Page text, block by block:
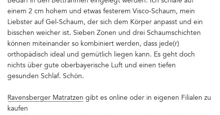
einem 2 cm hohem und etwas festerem Visco-Schaum, mein
Liebster auf Gel-Schaum, der sich dem Körper anpasst und ein
bisschen weicher ist. Sieben Zonen und drei Schaumschichten
können miteinander so kombiniert werden, dass jede(r)
orthopädisch ideal und gemütlich liegen kann. Es geht doch
nichts über gute oberbayerische Luft und einen tiefen
gesunden Schlaf. Schön.
Ravensberger Matratzen gibt es online oder in eigenen Filialen zu
kaufen